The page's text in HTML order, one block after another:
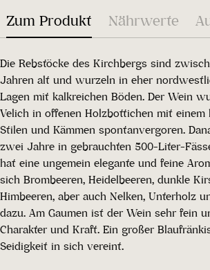
Zum Produkt Nährwerte
Die Rebstöcke des Kirchbergs sind
Jahren alt und wurzeln in eher
Lagen mit kalkreichen Böden. Der Wein
Velich in offenen Holzbottichen mit einem
Stilen und Kämmen spontanvergoren.
zwei Jahre in gebrauchten 500-Liter-
hat eine ungemein elegante und feine
sich Brombeeren, Heidelbeeren, dunkle
Himbeeren, aber auch Nelken, Unterholz
dazu. Am Gaumen ist der Wein sehr fein
Charakter und Kraft. Ein großer
Seidigkeit in sich vereint.